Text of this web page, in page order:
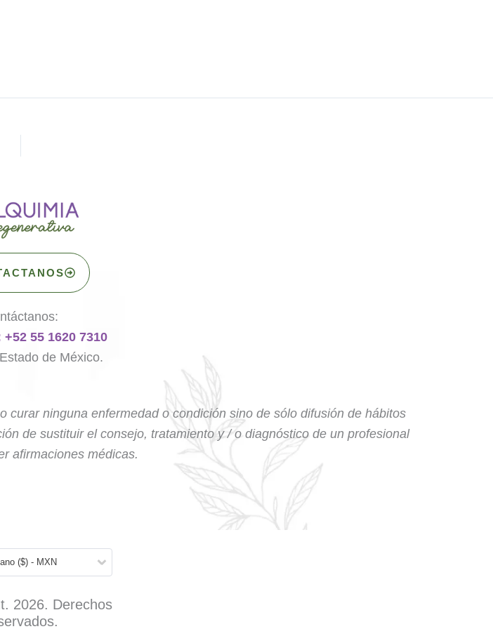
55 1620 7310
de México.
ninguna enfermedad o condición sino de sólo difusión de hábitos
de sustituir el consejo, tratamiento y / o diagnóstico de un profesional
afirmaciones médicas.
($) - MXN
2026. Derechos